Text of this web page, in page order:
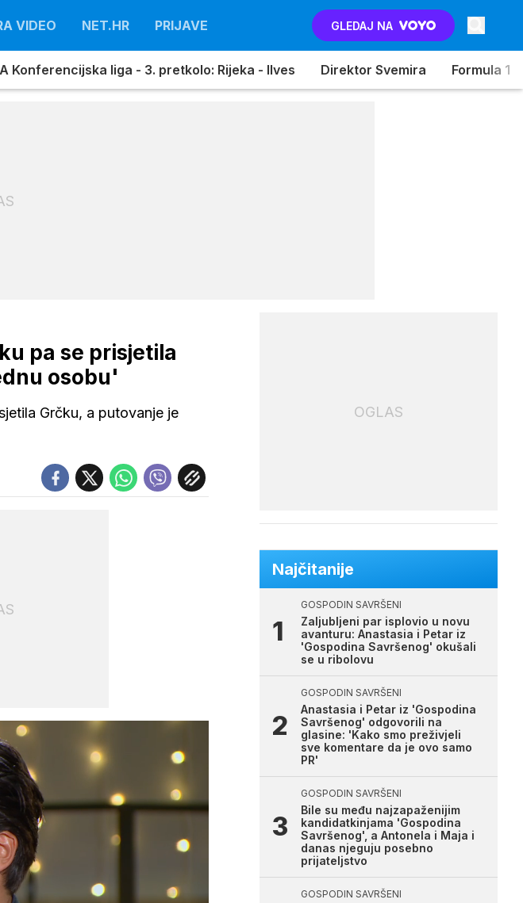
VIDEO NET.HR PRIJAVE GLEDAJ NA
Konferencijska liga - 3. pretkolo: Rijeka - Ilves Direktor Svemira Formula 1
pa se prisjetila
osobu'
Grčku, a putovanje je
OGLAS
Najčitanije
GOSPODIN SAVRŠENI
Zaljubljeni par isplovio u novu
avanturu: Anastasia i Petar iz
'Gospodina Savršenog' okušali
se u ribolovu
GOSPODIN SAVRŠENI
Anastasia i Petar iz 'Gospodina
Savršenog' odgovorili na
glasine: 'Kako smo preživjeli
sve komentare da je ovo samo
PR'
GOSPODIN SAVRŠENI
Bile su među najzapaženijim
kandidatkinjama 'Gospodina
Savršenog', a Antonela i Maja i
danas njeguju posebno
prijateljstvo
GOSPODIN SAVRŠENI